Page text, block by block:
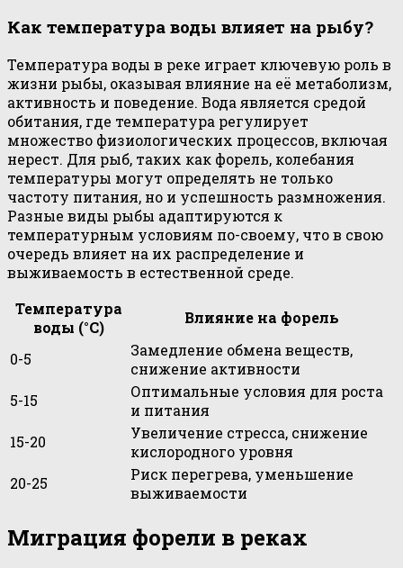
Как температура воды влияет на рыбу?
Температура воды в реке играет ключевую роль в
жизни рыбы, оказывая влияние на её метаболизм,
активность и поведение. Вода является средой
обитания, где температура регулирует
множество физиологических процессов, включая
нерест. Для рыб, таких как форель, колебания
температуры могут определять не только
частоту питания, но и успешность размножения.
Разные виды рыбы адаптируются к
температурным условиям по-своему, что в свою
очередь влияет на их распределение и
выживаемость в естественной среде.
Температура
воды (°C)
Влияние на форель
0-5
Замедление обмена веществ,
снижение активности
5-15
Оптимальные условия для роста
и питания
15-20
Увеличение стресса, снижение
кислородного уровня
20-25
Риск перегрева, уменьшение
выживаемости
Миграция форели в реках